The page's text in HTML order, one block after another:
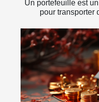
Un portefeuille est
pour transporter